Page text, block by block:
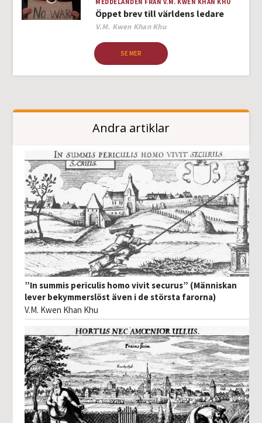
MEDDELANDEN FRÅN V.M. KWEN KHAN KHU
Öppet brev till världens ledare
Author
V.M. Kwen Khan Khu
SE MER
Andra artiklar
”In summis periculis homo vivit securus” (Människan
lever bekymmerslöst även i de största farorna)
V.M. Kwen Khan Khu